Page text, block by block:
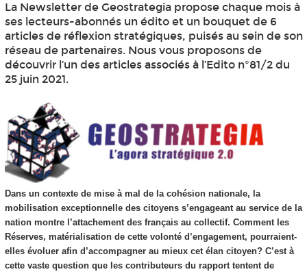
La Newsletter de Geostrategia propose chaque mois à
ses lecteurs-abonnés un édito et un bouquet de 6
articles de réflexion stratégiques, puisés au sein de son
réseau de partenaires. Nous vous proposons de
découvrir l’un des articles associés à l’Edito n°81/2 du
25 juin 2021.
Dans un contexte de mise à mal de la cohésion nationale, la
mobilisation exceptionnelle des citoyens s’engageant au service de la
nation montre l’attachement des français au collectif. Comment les
Réserves, matérialisation de cette volonté d’engagement, pourraient-
elles évoluer afin d’accompagner au mieux cet élan citoyen? C’est à
cette vaste question que les contributeurs du rapport tentent de